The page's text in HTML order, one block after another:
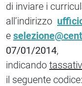
di inviare i
all’indirizzo
e
07/01/2014,
indicando
il seguente codice: